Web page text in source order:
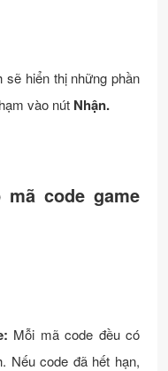
hiển thị những phần
vào nút Nhận.
code game
Mỗi mã code đều có
Nếu code đã hết hạn,